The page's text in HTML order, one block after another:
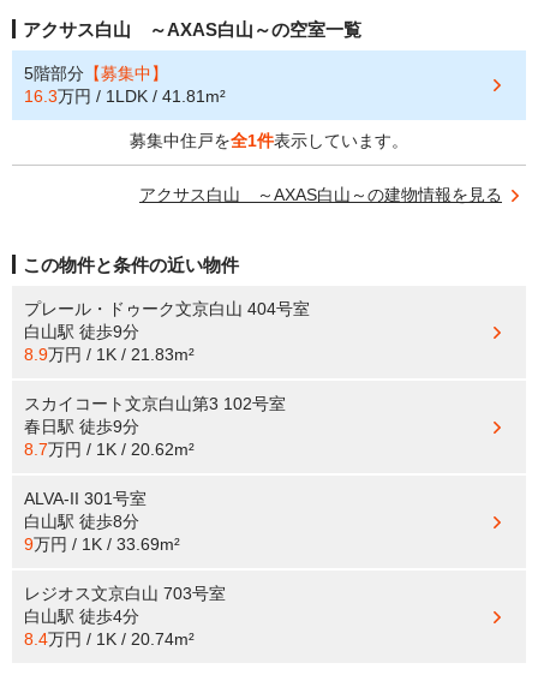
アクサス白山 ～AXAS白山～の空室一覧
5階部分 【募集中】
16.3万円 / 1LDK / 41.81m²
募集中住戸を全1件表示しています。
アクサス白山 ～AXAS白山～の建物情報を見る
この物件と条件の近い物件
プレール・ドゥーク文京白山 404号室
白山駅 徒歩9分
8.9万円 / 1K / 21.83m²
スカイコート文京白山第3 102号室
春日駅 徒歩9分
8.7万円 / 1K / 20.62m²
ALVA-II 301号室
白山駅 徒歩8分
9万円 / 1K / 33.69m²
レジオス文京白山 703号室
白山駅 徒歩4分
8.4万円 / 1K / 20.74m²